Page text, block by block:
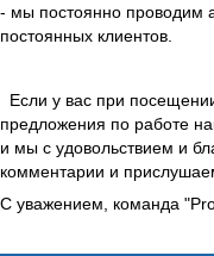
- мы постоянно проводим
постоянных клиентов.
Если у вас при
предложения по работе
и мы с удовольствием и
комментарии и
С уважением, команда